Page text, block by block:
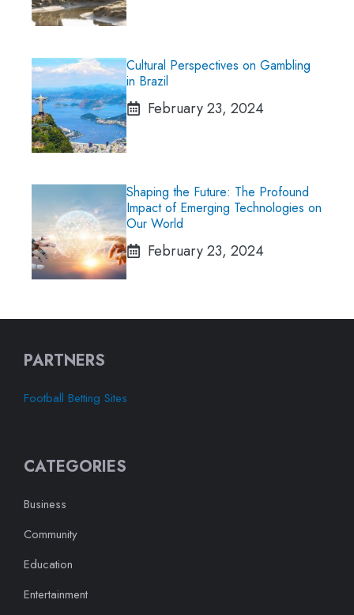
Cultural Perspectives on Gambling
in Brazil
February 23, 2024
Shaping the Future: The Profound
Impact of Emerging Technologies on
Our World
February 23, 2024
PARTNERS
Football Betting Sites
CATEGORIES
Business
Community
Education
Entertainment